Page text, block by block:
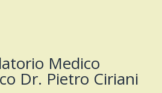
Medico
Dr. Pietro Ciriani